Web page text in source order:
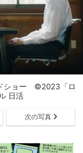
ショー ©2023「ロ
日活
次の写真